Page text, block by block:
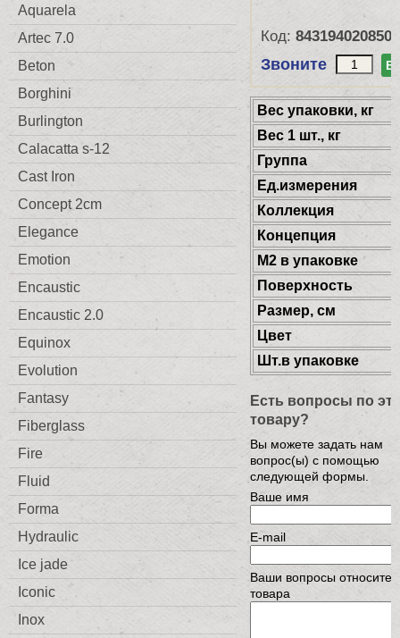
Aquarela
Artec 7.0
Beton
Borghini
Burlington
Calacatta s-12
Cast Iron
Concept 2cm
Elegance
Emotion
Encaustic
Encaustic 2.0
Equinox
Evolution
Fantasy
Fiberglass
Fire
Fluid
Forma
Hydraulic
Ice jade
Iconic
Inox
Код: 8431940208508
Звоните В
Веc упаковки, кг
Вес 1 шт., кг
Группа
Ед.измерения
Коллекция
Концепция
М2 в упаковке
Поверхность
Размер, см
Цвет
Шт.в упаковке
Есть вопросы по
товару?
Вы можете задать нам
вопрос(ы) с помощью
следующей формы.
Ваше имя
E-mail
Ваши вопросы
товара